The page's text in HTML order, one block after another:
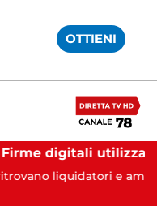
OTTIENI
liquidatori e